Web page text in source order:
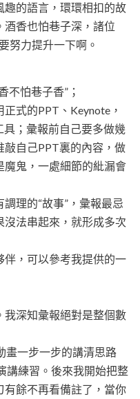
趣的語言，環環相扣的故
香也怕巷子深，諸位
努力提升一下啊。
不怕巷子香”；
式的PPT、Keynote，
具；彙報前自己要多做幾
自己PPT裏的內容，做
魔鬼，一處細節的紕漏會
理的“故事”，彙報最忌
法串起來，就形成多次
，可以參考我提供的一
深知彙報絕對是整個數
畫一步一步的講清思路
講練習。後來我開始把整
餘不再看備註了，當你